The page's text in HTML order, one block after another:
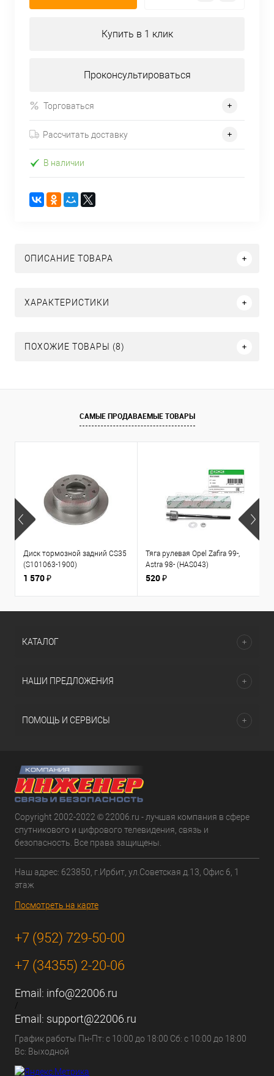
Купить в 1 клик
Проконсультироваться
Торговаться
Рассчитать доставку
В наличии
ОПИСАНИЕ ТОВАРА
ХАРАКТЕРИСТИКИ
ПОХОЖИЕ ТОВАРЫ (8)
САМЫЕ ПРОДАВАЕМЫЕ ТОВАРЫ
Диск тормозной задний CS35
(S101063-1900)
1 570 ₽
Тяга рулевая Opel Zafira 99-,
Astra 98- (HAS043)
520 ₽
КАТАЛОГ
НАШИ ПРЕДЛОЖЕНИЯ
ПОМОЩЬ И СЕРВИСЫ
Copyright 2002-2022 © 22006.ru - лучшая компания в сфере
спутникового и цифрового телевидения, связь и
безопасность. Все права защищены.
Наш адрес: 623850, г.Ирбит, ул.Советская д.13, Офис 6, 1
этаж
Посмотреть на карте
+7 (952) 729-50-00
+7 (34355) 2-20-06
Email: info@22006.ru
/
Email: support@22006.ru
График работы Пн-Пт: с 10:00 до 18:00 Сб: с 10:00 до 18:00
Вс: Выходной